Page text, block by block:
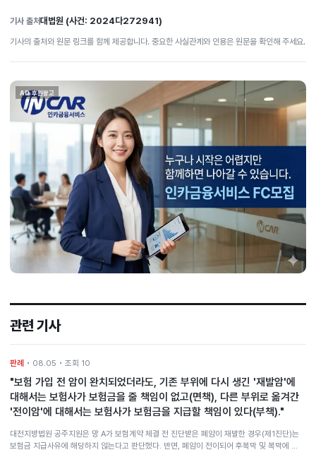
기사 출처대법원 (사건: 2024다272941)
기사의 출처와 원문 링크를 함께 제공합니다. 중요한 사실관계와 인용은 원문을 확인해 주세요.
AD 후원광고
관련 기사
판례 • 08.05 • 조회 10
"보험 가입 전 암이 완치되었더라도, 기존 부위에 다시 생긴 '재발암'에
대해서는 보험사가 보험금을 줄 책임이 없고(면책), 다른 부위로 옮겨간
'전이암'에 대해서는 보험사가 보험금을 지급할 책임이 있다(부책)."
대전지방법원 공주지원은 망 A가 보험계약 체결 전 진단받은 폐암이 재발한 경우(제1진단)는
보험금 지급사유에 해당하지 않는다고 판단했다. 반면, 폐암이 전이되어 후복막 및 복막에 …